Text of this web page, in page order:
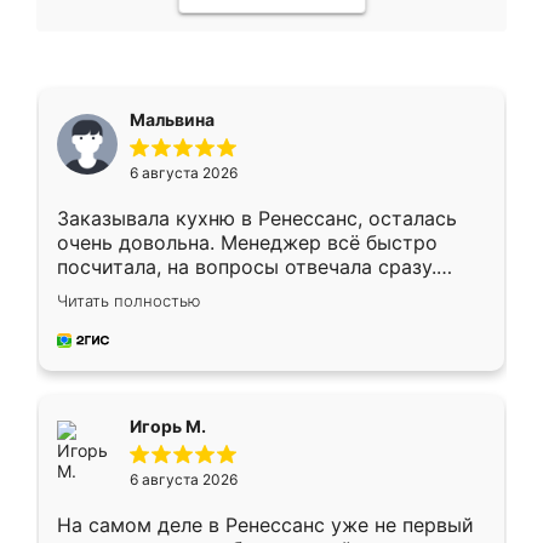
Мальвина
6 августа 2026
Заказывала кухню в Ренессанс, осталась
очень довольна. Менеджер всё быстро
посчитала, на вопросы отвечала сразу.
Замерщик приехал в субботу, подошёл к
делу со всей ответственностью. Собрали
за день, ребята работали аккуратно, даже
Читать полностью
Игорь М.
6 августа 2026
На самом деле в Ренессанс уже не первый